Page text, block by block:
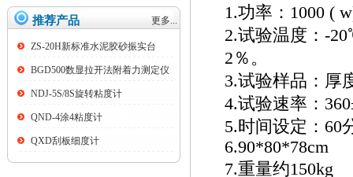
推荐产品 更多...
ZS-20H新标准水泥胶砂振实台
BGD500数显拉开法附着力测定仪
NDJ-5S/8S旋转粘度计
QND-4涂4粘度计
QXD刮板细度计
1.功率：1000 (
2.试验温度：-
2％。
3.试验样品：厚
4.试验速率：
5.时间设定：60
6.90*80*78cm
7.重量约150kg